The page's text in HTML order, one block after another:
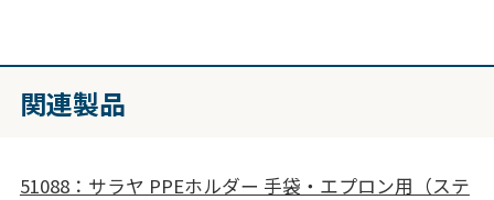
関連製品
51088：サラヤ PPEホルダー 手袋・エプロン用（ステ